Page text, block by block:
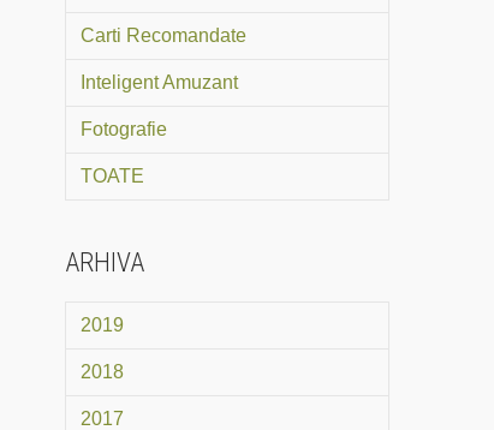
Carti Recomandate
Inteligent Amuzant
Fotografie
TOATE
ARHIVA
2019
2018
2017